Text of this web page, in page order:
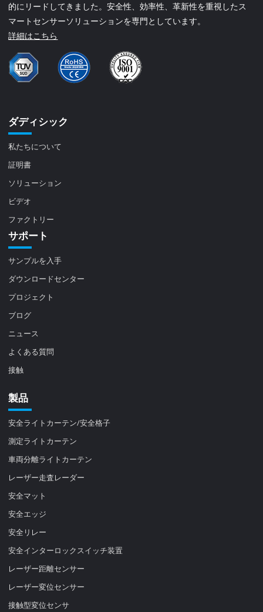
的にリードしてきました。安全性、効率性、革新性を重視したス
マートセンサーソリューションを専門としています。
詳細はこちら
ダディシック
私たちについて
証明書
ソリューション
ビデオ
ファクトリー
サポート
サンプルを入手
ダウンロードセンター
プロジェクト
ブログ
ニュース
よくある質問
接触
製品
安全ライトカーテン/安全格子
測定ライトカーテン
車両分離ライトカーテン
レーザー走査レーダー
安全マット
安全エッジ
安全リレー
安全インターロックスイッチ装置
レーザー距離センサー
レーザー変位センサー
接触型変位センサ